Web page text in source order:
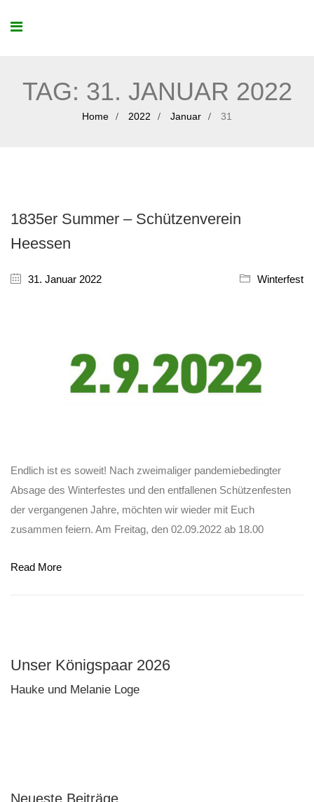
TAG: 31. JANUAR 2022
Home 2022 Januar 31
1835er Summer – Schützenverein
Heessen
31. Januar 2022 Winterfest
Endlich ist es soweit! Nach zweimaliger pandemiebedingter
Absage des Winterfestes und den entfallenen Schützenfesten
der vergangenen Jahre, möchten wir wieder mit Euch
zusammen feiern. Am Freitag, den 02.09.2022 ab 18.00
Read More
Unser Königspaar 2026
Hauke und Melanie Loge
Neueste Beiträge